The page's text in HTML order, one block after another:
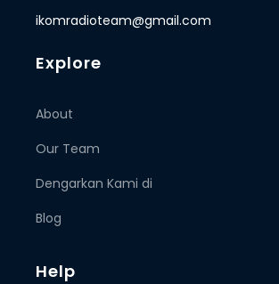
ikomradioteam@gmail.com
Explore
About
Our Team
Dengarkan Kami di
Blog
Help